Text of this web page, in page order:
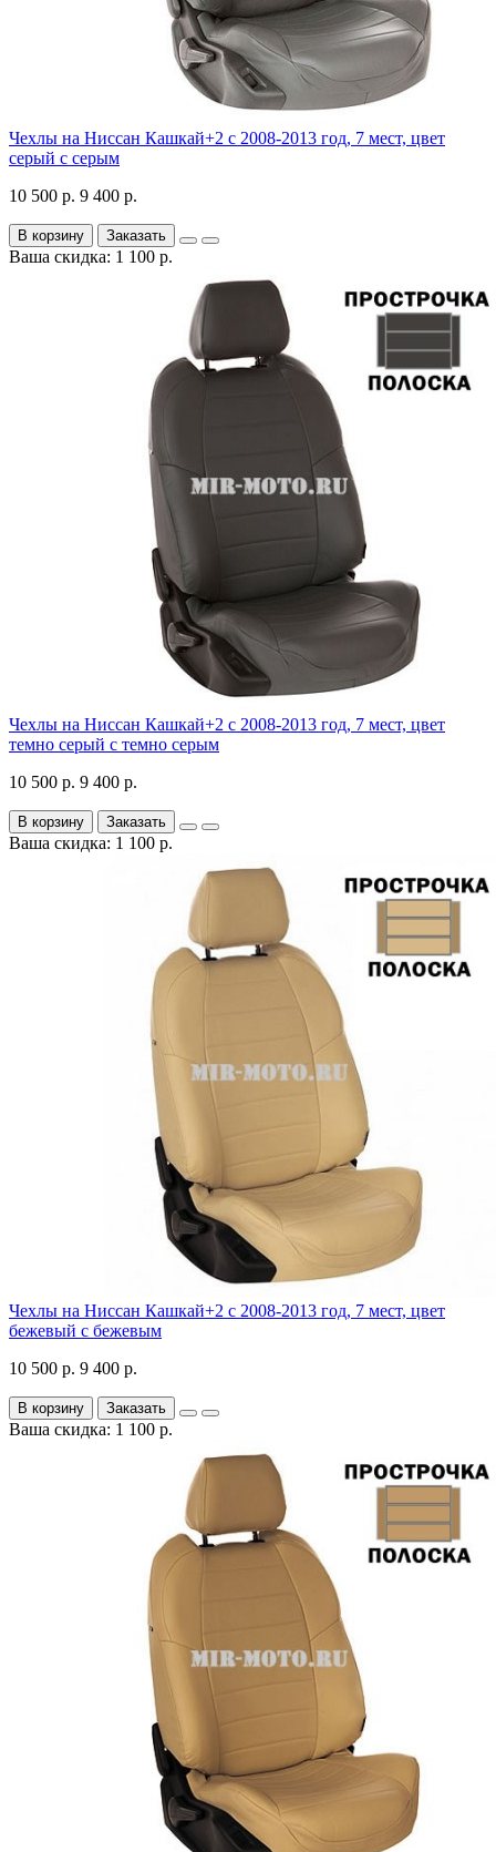
Чехлы на Ниссан Кашкай+2 с 2008-2013 год, 7 мест, цвет
серый с серым
10 500 р. 9 400 р.
В корзину Заказать
Ваша скидка: 1 100 р.
Чехлы на Ниссан Кашкай+2 с 2008-2013 год, 7 мест, цвет
темно серый с темно серым
10 500 р. 9 400 р.
В корзину Заказать
Ваша скидка: 1 100 р.
Чехлы на Ниссан Кашкай+2 с 2008-2013 год, 7 мест, цвет
бежевый с бежевым
10 500 р. 9 400 р.
В корзину Заказать
Ваша скидка: 1 100 р.